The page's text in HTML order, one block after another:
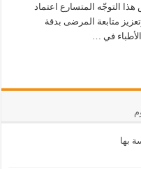
هذا التوجّه المتسارع اعتماد
متابعة المرضى بدقة
في …
بها